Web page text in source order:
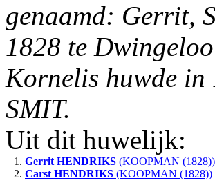
genaamd: Gerrit,
1828 te
Kornelis huwde in
SMIT.
Uit dit huwelijk:
1. Gerrit HENDRIKS (KOOPMAN (1828))
2. Carst HENDRIKS (KOOPMAN (1828))